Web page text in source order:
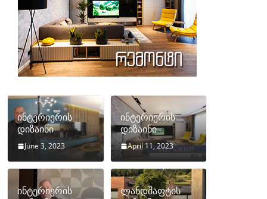
ინტერიერის
დიზაინი
June 3, 2023
ინტერიერის
დიზაინი
April 11, 2023
ინტერიერის
ლანდშაფტის